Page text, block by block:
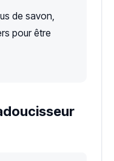
de savon,
pour être